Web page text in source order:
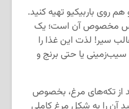
روی باربیکیو تهیه کنید.
سس مخصوص آن است؛ یک
سیر! لذت این غذا را
سیب‌زمینی یا حتی برنج و
از تکه‌های مرغ، بخصوص